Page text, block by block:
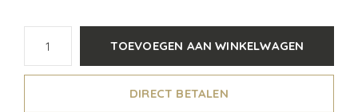
TOEVOEGEN AAN WINKELWAGEN
DIRECT BETALEN